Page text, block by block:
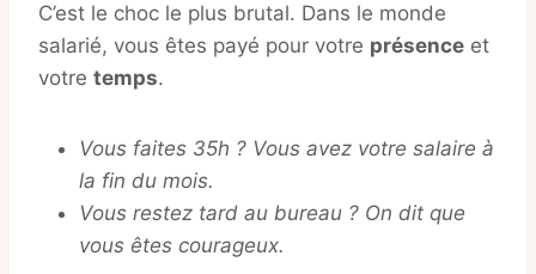
C’est le choc le plus brutal. Dans le monde
salarié, vous êtes payé pour votre présence et
votre temps.
Vous faites 35h ? Vous avez votre salaire à
la fin du mois.
Vous restez tard au bureau ? On dit que
vous êtes courageux.